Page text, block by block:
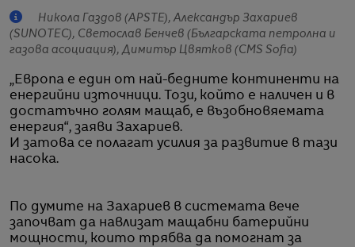
Никола Газдов (APSTE), Александър Захариев
(SUNOTEC), Светослав Бенчев (Българската петролна и
газова асоциация), Димитър Цвятков (CMS Sofia)
„Европа е един от най-бедните континенти на
енергийни източници. Този, който е наличен и в
достатъчно голям мащаб, е възобновяемата
енергия“, заяви Захариев.
И затова се полагат усилия за развитие в тази
насока.
По думите на Захариев в системата вече
започват да навлизат мащабни батерийни
мощности, които трябва да помогнат за